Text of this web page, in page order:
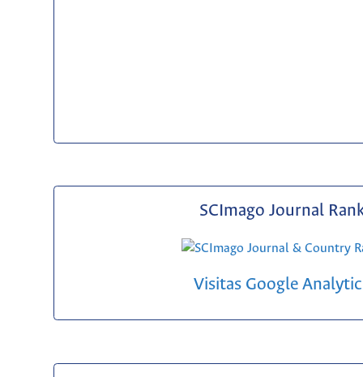
SCImago Journal
Visitas Google